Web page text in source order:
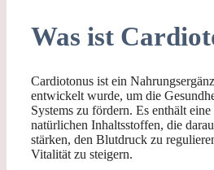
Was ist
Cardiotonus ist ein
entwickelt wurde, um die
Systems zu fördern. Es enthält
natürlichen Inhaltsstoffen, die
stärken, den Blutdruck zu
Vitalität zu steigern.